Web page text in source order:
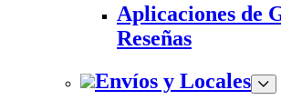
Aplicaciones de
Reseñas
Envíos y Locales